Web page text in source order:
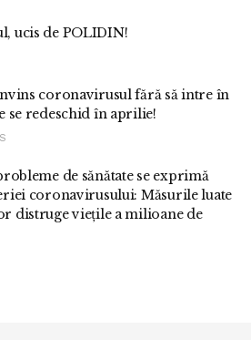
ucis de POLIDIN!
coronavirusul fără să intre în
se redeschid în aprilie!
de sănătate se exprimă
coronavirusului: Măsurile luate
distruge viețile a milioane de